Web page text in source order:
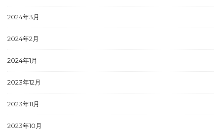
2024年3月
2024年2月
2024年1月
2023年12月
2023年11月
2023年10月